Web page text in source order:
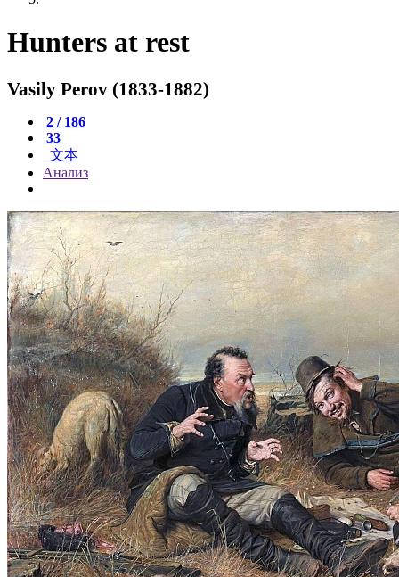
Hunters at rest
Vasily Perov (1833-1882)
2 / 186
33
文本
Анализ